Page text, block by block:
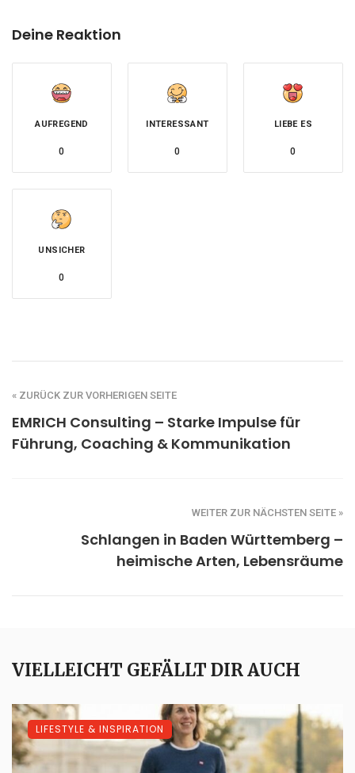
Deine Reaktion
AUFREGEND
0
INTERESSANT
0
LIEBE ES
0
UNSICHER
0
« ZURÜCK ZUR VORHERIGEN SEITE
EMRICH Consulting – Starke Impulse für
Führung, Coaching & Kommunikation
WEITER ZUR NÄCHSTEN SEITE »
Schlangen in Baden Württemberg –
heimische Arten, Lebensräume
VIELLEICHT GEFÄLLT DIR AUCH
LIFESTYLE & INSPIRATION